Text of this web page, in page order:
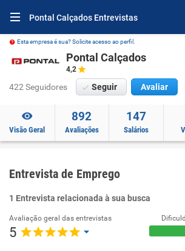
Pontal Calçados Entrevistas
Esta empresa é sua? Solicite acesso ao perfil.
Pontal Calçados
4,2
422 Seguidores Seguir Avaliar
Visão Geral
892
Avaliações
147
Salários
Entrevista de Emprego
1 Entrevista relacionada à sua busca
Avaliação geral das entrevistas
5